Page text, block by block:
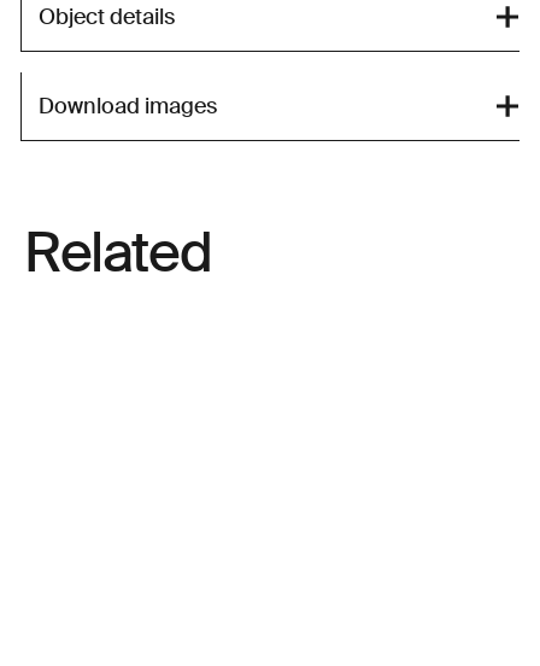
Object details
Download images
Related